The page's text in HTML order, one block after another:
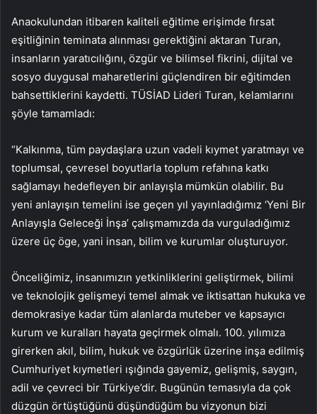
Anaokulundan itibaren kaliteli eğitime erişimde fırsat
eşitliğinin teminata alınması gerektiğini aktaran Turan,
insanların yaratıcılığını, özgür ve bilimsel fikrini, dijital ve
sosyo duygusal maharetlerini güçlendiren bir eğitimden
bahsettiklerini kaydetti. TÜSİAD Lideri Turan, kelamlarını
şöyle tamamladı:
“Kalkınma, tüm paydaşlara uzun vadeli kıymet yaratmayı ve
toplumsal, çevresel boyutlarla toplum refahına katkı
sağlamayı hedefleyen bir anlayışla mümkün olabilir. Bu
yeni anlayışın temelini ise geçen yıl yayınladığımız ‘Yeni Bir
Anlayışla Geleceği İnşa’ çalışmamızda da vurguladığımız
üzere üç öge, yani insan, bilim ve kurumlar oluşturuyor.
Önceliğimiz, insanımızın yetkinliklerini geliştirmek, bilimi
ve teknolojik gelişmeyi temel almak ve iktisattan hukuka ve
demokrasiye kadar tüm alanlarda muteber ve kapsayıcı
kurum ve kuralları hayata geçirmek olmalı. 100. yılımıza
girerken akıl, bilim, hukuk ve özgürlük üzerine inşa edilmiş
Cumhuriyet kıymetleri ışığında gayemiz, gelişmiş, saygın,
adil ve çevreci bir Türkiye’dir. Bugünün temasıyla da çok
düzgün örtüştüğünü düşündüğüm bu vizyonun bizi